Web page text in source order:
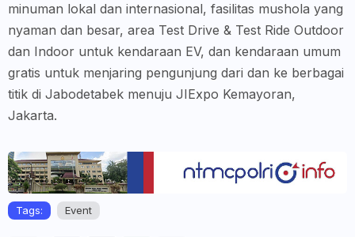
minuman lokal dan internasional, fasilitas mushola yang
nyaman dan besar, area Test Drive & Test Ride Outdoor
dan Indoor untuk kendaraan EV, dan kendaraan umum
gratis untuk menjaring pengunjung dari dan ke berbagai
titik di Jabodetabek menuju JIExpo Kemayoran,
Jakarta.
Tags: Event